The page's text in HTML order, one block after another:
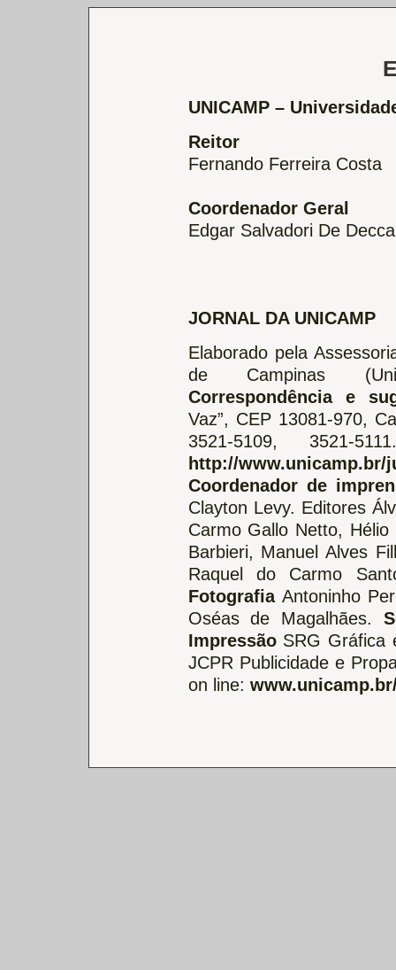
UNICAMP –
Reitor
Fernando Ferreira Costa
Coordenador Geral
Edgar Salvadori De Decca
JORNAL DA UNICAMP
Elaborado pela
de Campinas
Correspondência e
Vaz”, CEP 13081-970,
3521-5109, 3521-
http://www.unicamp.br/
Coordenador de
Clayton Levy. Editores
Carmo Gallo Netto,
Barbieri, Manuel Alves
Raquel do Carmo
Fotografia Antoninho
Oséas de Magalhães.
ImpressãoSRG Gráfica
JCPR Publicidade e
on line: